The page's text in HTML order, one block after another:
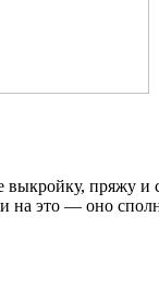
выкройку, пряжу
на это — оно